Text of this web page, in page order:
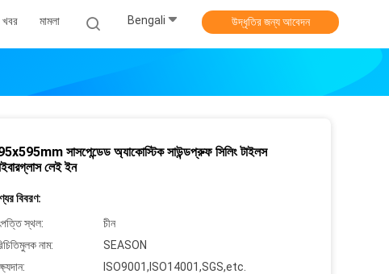
খবর মামলা Bengali উদ্ধৃতির জন্য আবেদন
সাসপেন্ডেড অ্যাকোস্টিক সাউন্ডপ্রুফ সিলিং টাইলস
লেই ইন
বিবরণ:
স্থল:
চীন
নাম:
SEASON
ISO9001,ISO14001,SGS,etc.